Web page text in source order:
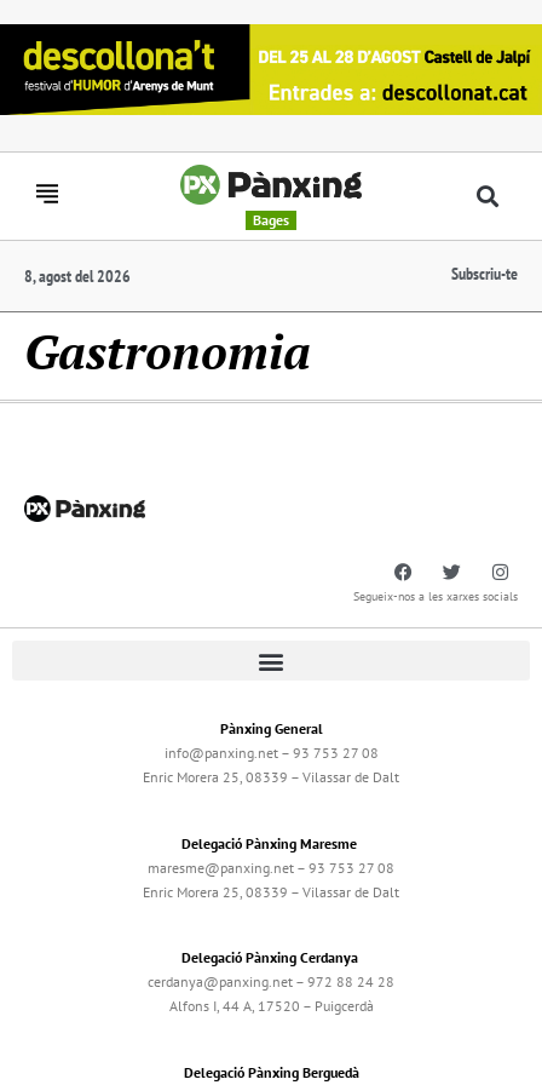
Bages
8, agost del 2026 Subscriu-te
Gastronomia
Segueix-nos a les xarxes socials
Pànxing General
info@panxing.net – 93 753 27 08
Enric Morera 25, 08339 – Vilassar de Dalt
Delegació Pànxing Maresme
maresme@panxing.net – 93 753 27 08
Enric Morera 25, 08339 – Vilassar de Dalt
Delegació Pànxing Cerdanya
cerdanya@panxing.net – 972 88 24 28
Alfons I, 44 A, 17520 – Puigcerdà
Delegació Pànxing Berguedà